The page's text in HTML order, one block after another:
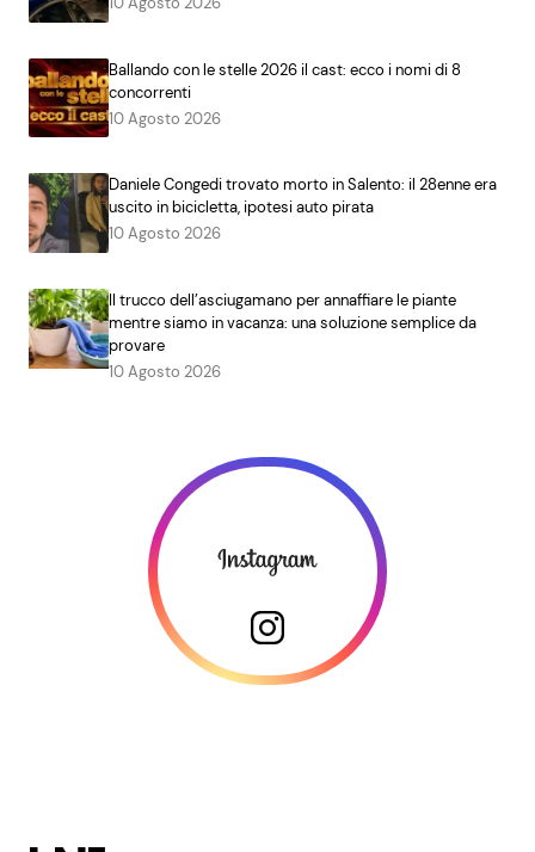
Ballando con le stelle 2026 il cast: ecco i nomi di 8
concorrenti
10 Agosto 2026
Daniele Congedi trovato morto in Salento: il 28enne era
uscito in bicicletta, ipotesi auto pirata
10 Agosto 2026
Il trucco dell’asciugamano per annaffiare le piante
mentre siamo in vacanza: una soluzione semplice da
provare
10 Agosto 2026